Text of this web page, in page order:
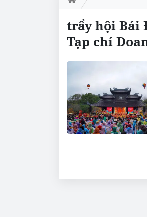
trẩy hội Bái
Tạp chí